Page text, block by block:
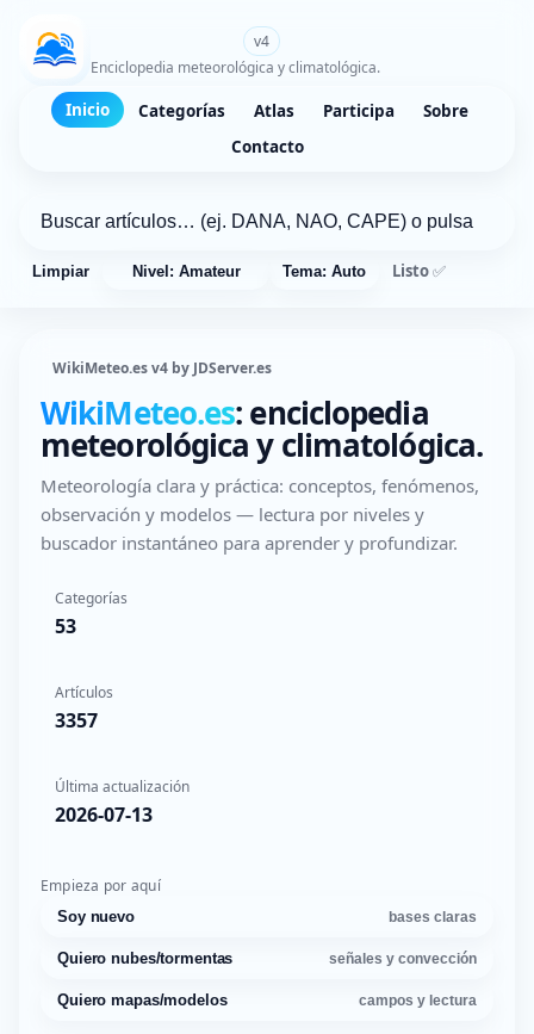
v4
Enciclopedia meteorológica y climatológica.
Inicio Categorías Atlas Participa
Sobre
Contacto
Limpiar Nivel: Amateur Tema: Auto Listo ✅
WikiMeteo.es v4 by JDServer.es
WikiMeteo.es: enciclopedia
meteorológica y climatológica.
Meteorología clara y práctica: conceptos, fenómenos,
observación y modelos — lectura por niveles y
buscador instantáneo para aprender y profundizar.
Categorías
53
Artículos
3357
Última actualización
2026-07-13
Empieza por aquí
Soy nuevo bases claras
Quiero nubes/tormentas señales y convección
Quiero mapas/modelos campos y lectura